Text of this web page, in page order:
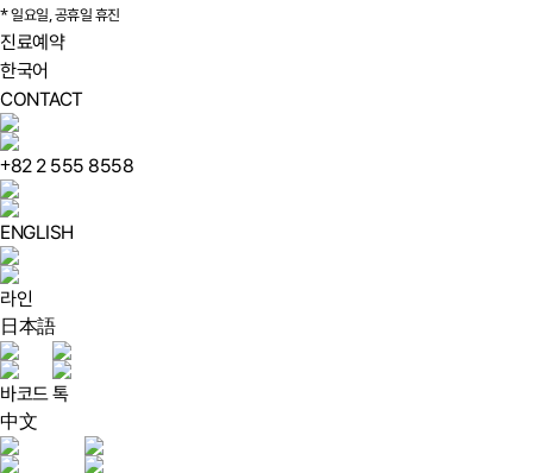
* 일요일, 공휴일 휴진
진료예약
한국어
CONTACT
+82 2 555 8558
ENGLISH
라인
日本語
바코드톡
中文